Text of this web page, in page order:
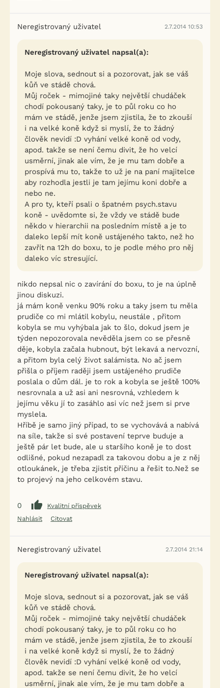
Neregistrovaný uživatel 2.7.2014 10:53
Neregistrovaný uživatel napsal(a):
Moje slova, sednout si a pozorovat, jak se váš
kůň ve stádě chová.
Můj roček - mimojiné taky největší chudáček
chodí pokousaný taky, je to půl roku co ho
mám ve stádě, jenže jsem zjistila, že to zkouší
i na velké koně když si myslí, že to žádný
člověk nevidí :D vyhání velké koně od vody,
apod. takže se není čemu divit, že ho velcí
usměrní, jinak ale vím, že je mu tam dobře a
prospívá mu to, takže to už je na paní majitelce
aby rozhodla jestli je tam jejímu koni dobře a
nebo ne.
A pro ty, kteří psali o špatném psych.stavu
koně - uvědomte si, že vždy ve stádě bude
někdo v hierarchii na posledním místě a je to
daleko lepší mít koně ustájeného takto, než ho
zavřít na 12h do boxu, to je podle mého pro něj
daleko víc stresující.
nikdo nepsal nic o zavírání do boxu, to je na úplně
jinou diskuzi.
já mám koně venku 90% roku a taky jsem tu měla
prudiče co mi mlátil kobylu, neustále , přitom
kobyla se mu vyhýbala jak to šlo, dokud jsem je
týden nepozorovala nevěděla jsem co se přesně
děje, kobyla začala hubnout, být lekavá a nervozní,
a přitom byla celý život salámista. No ač jsem
přišla o příjem raději jsem ustájeného prudiče
poslala o dům dál. je to rok a kobyla se ještě 100%
nesrovnala a už asi ani nesrovná, vzhledem k
jejímu věku jí to zasáhlo asi víc než jsem si prve
myslela.
Hříbě je samo jiný případ, to se vychovává a nabívá
na síle, takže si své postavení teprve buduje a
ještě pár let bude, ale u staršího koně je to dost
odlišné, pokud nezapadl za takovou dobu a je z něj
otloukánek, je třeba zjistit příčinu a řešit to.Než se
to projevý na jeho celkovém stavu.
0
Kvalitní příspěvek
Nahlásit
Citovat
Neregistrovaný uživatel 2.7.2014 21:14
Neregistrovaný uživatel napsal(a):
Moje slova, sednout si a pozorovat, jak se váš
kůň ve stádě chová.
Můj roček - mimojiné taky největší chudáček
chodí pokousaný taky, je to půl roku co ho
mám ve stádě, jenže jsem zjistila, že to zkouší
i na velké koně když si myslí, že to žádný
člověk nevidí :D vyhání velké koně od vody,
apod. takže se není čemu divit, že ho velcí
usměrní, jinak ale vím, že je mu tam dobře a